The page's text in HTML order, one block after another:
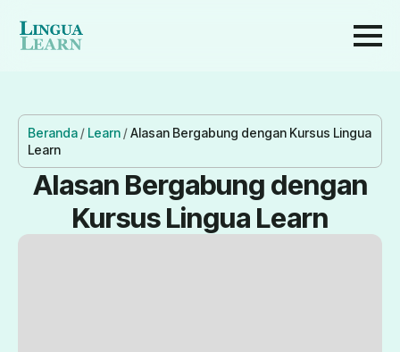
Beranda / Learn /Alasan Bergabung dengan Kursus Lingua
Learn
Alasan Bergabung dengan
Kursus Lingua Learn